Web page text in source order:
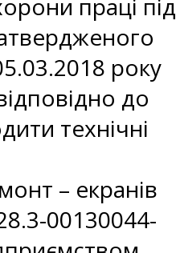
праці під
року
до
технічні
– екранів
00130044-